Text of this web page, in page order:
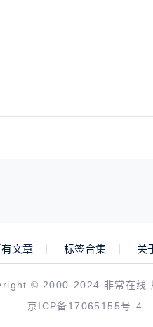
文章 标签合集 关
© 2000-2024 非常在线
京ICP备17065155号-4